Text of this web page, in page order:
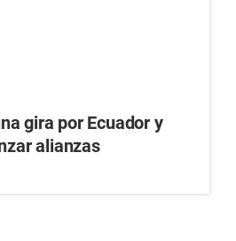
gira por Ecuador y
alianzas